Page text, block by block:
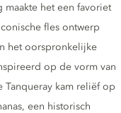
het een favoriet
fles ontwerp
het oorspronkelijke
op de vorm van
Tanqueray kam reliëf op
een historisch